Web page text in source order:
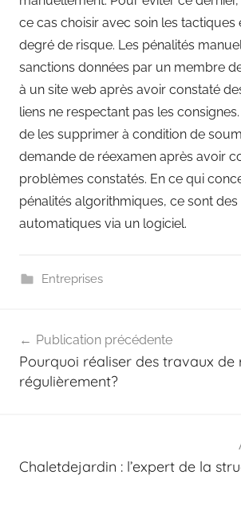
ce cas choisir avec soin les tactiques
degré de risque. Les pénalités
sanctions données par un membre
à un site web après avoir constaté
liens ne respectant pas les
de les supprimer à condition de
demande de réexamen après avoir
problèmes constatés. En ce qui
pénalités algorithmiques, ce sont des
automatiques via un logiciel.
Entreprises
de
l’article
Publication précédente
Pourquoi réaliser des travaux de
régulièrement?
Chaletdejardin : l’expert de la